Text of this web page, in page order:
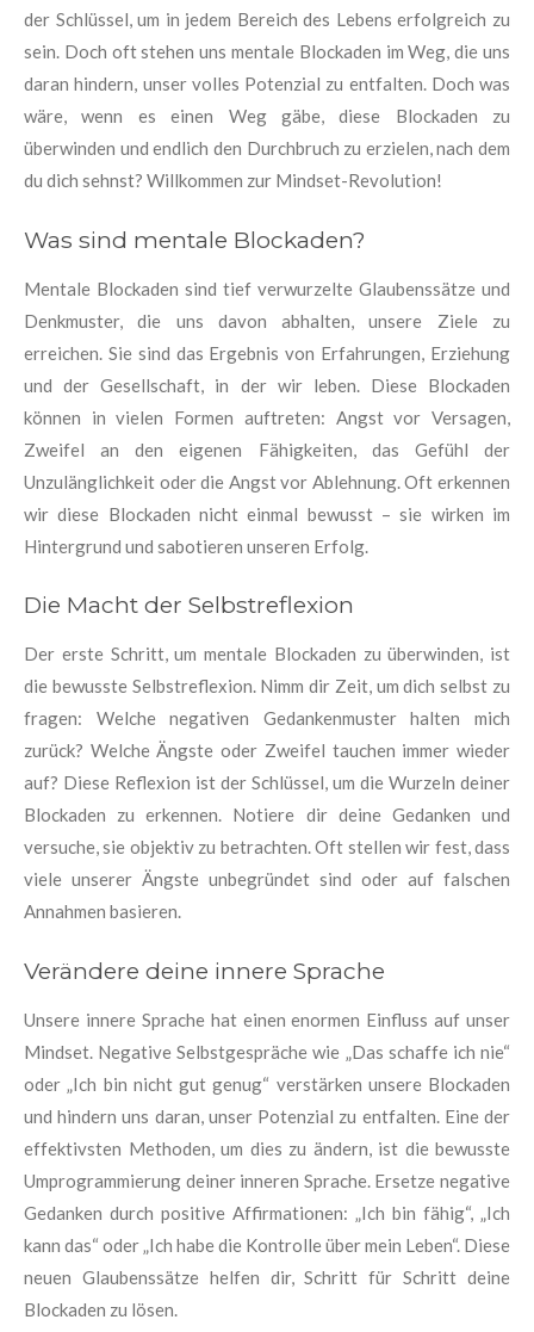
der Schlüssel, um in jedem Bereich des Lebens erfolgreich zu
sein. Doch oft stehen uns mentale Blockaden im Weg, die uns
daran hindern, unser volles Potenzial zu entfalten. Doch was
wäre, wenn es einen Weg gäbe, diese Blockaden zu
überwinden und endlich den Durchbruch zu erzielen, nach dem
du dich sehnst? Willkommen zur Mindset-Revolution!
Was sind mentale Blockaden?
Mentale Blockaden sind tief verwurzelte Glaubenssätze und
Denkmuster, die uns davon abhalten, unsere Ziele zu
erreichen. Sie sind das Ergebnis von Erfahrungen, Erziehung
und der Gesellschaft, in der wir leben. Diese Blockaden
können in vielen Formen auftreten: Angst vor Versagen,
Zweifel an den eigenen Fähigkeiten, das Gefühl der
Unzulänglichkeit oder die Angst vor Ablehnung. Oft erkennen
wir diese Blockaden nicht einmal bewusst – sie wirken im
Hintergrund und sabotieren unseren Erfolg.
Die Macht der Selbstreflexion
Der erste Schritt, um mentale Blockaden zu überwinden, ist
die bewusste Selbstreflexion. Nimm dir Zeit, um dich selbst zu
fragen: Welche negativen Gedankenmuster halten mich
zurück? Welche Ängste oder Zweifel tauchen immer wieder
auf? Diese Reflexion ist der Schlüssel, um die Wurzeln deiner
Blockaden zu erkennen. Notiere dir deine Gedanken und
versuche, sie objektiv zu betrachten. Oft stellen wir fest, dass
viele unserer Ängste unbegründet sind oder auf falschen
Annahmen basieren.
Verändere deine innere Sprache
Unsere innere Sprache hat einen enormen Einfluss auf unser
Mindset. Negative Selbstgespräche wie „Das schaffe ich nie“
oder „Ich bin nicht gut genug“ verstärken unsere Blockaden
und hindern uns daran, unser Potenzial zu entfalten. Eine der
effektivsten Methoden, um dies zu ändern, ist die bewusste
Umprogrammierung deiner inneren Sprache. Ersetze negative
Gedanken durch positive Affirmationen: „Ich bin fähig“, „Ich
kann das“ oder „Ich habe die Kontrolle über mein Leben“. Diese
neuen Glaubenssätze helfen dir, Schritt für Schritt deine
Blockaden zu lösen.